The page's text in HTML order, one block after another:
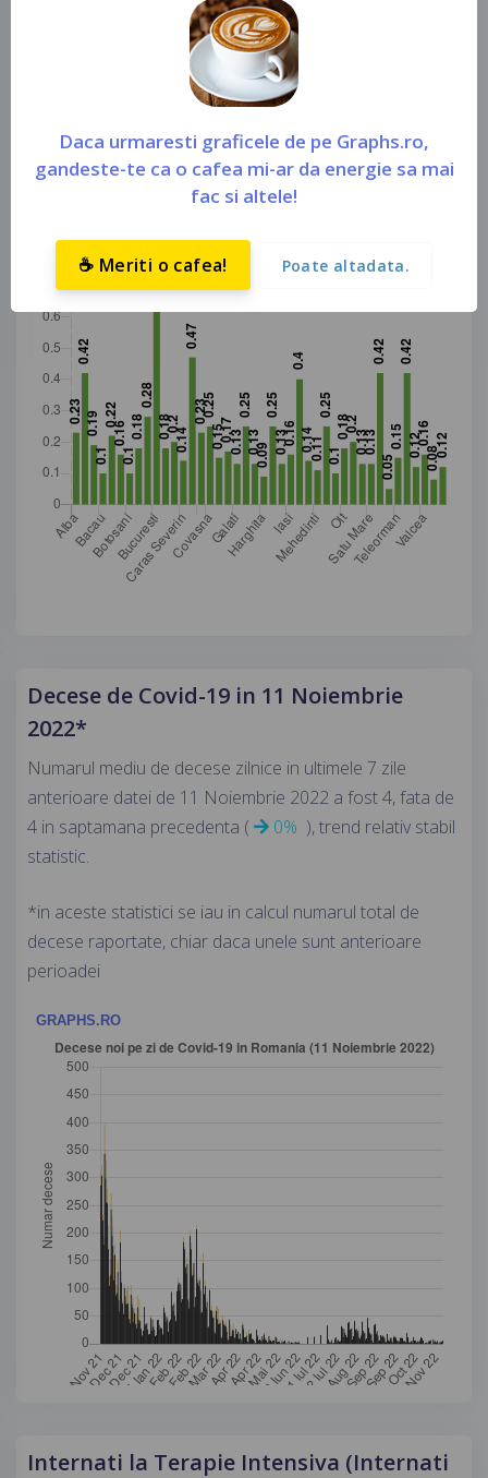
https://bit.ly/3580SKJ
scad focarele (sursa: art. 4 din anexa nr. 2 la
Decese de Covid-19 in 11 Noiembrie
2022*
Numarul mediu de decese zilnice in ultimele 7 zile
anterioare datei de 11 Noiembrie 2022 a fost 4, fata de
4 in saptamana precedenta (
0% ), trend relativ stabil
statistic.
*in aceste statistici se iau in calcul numarul total de
decese raportate, chiar daca unele sunt anterioare
perioadei
Internati la Terapie Intensiva (Internati
Daca urmaresti graficele de pe Graphs.ro,
gandeste-te ca o cafea mi-ar da energie sa mai
fac si altele!
☕ Meriti o cafea! Poate altadata.